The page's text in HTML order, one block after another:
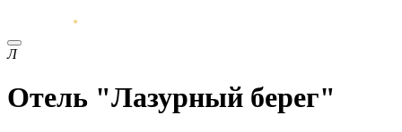
Л
Отель "Лазурный берег"